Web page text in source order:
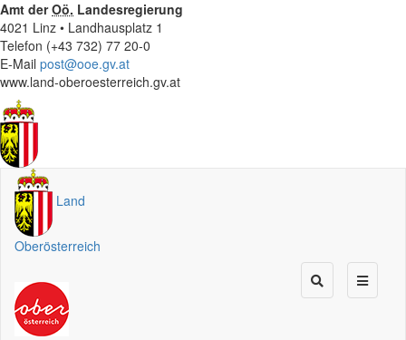
Amt derOö. Landesregierung
4021 Linz • Landhausplatz 1
Telefon (+43 732) 77 20-0
E-Mail post@ooe.gv.at
www.land-oberoesterreich.gv.at
Land
Oberösterreich